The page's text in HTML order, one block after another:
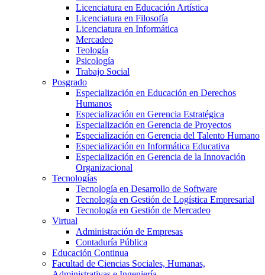
Licenciatura en Educación Artística
Licenciatura en Filosofía
Licenciatura en Informática
Mercadeo
Teología
Psicología
Trabajo Social
Posgrado
Especialización en Educación en Derechos
Humanos
Especialización en Gerencia Estratégica
Especialización en Gerencia de Proyectos
Especialización en Gerencia del Talento Humano
Especialización en Informática Educativa
Especialización en Gerencia de la Innovación
Organizacional
Tecnologías
Tecnología en Desarrollo de Software
Tecnología en Gestión de Logística Empresarial
Tecnología en Gestión de Mercadeo
Virtual
Administración de Empresas
Contaduría Pública
Educación Continua
Facultad de Ciencias Sociales, Humanas,